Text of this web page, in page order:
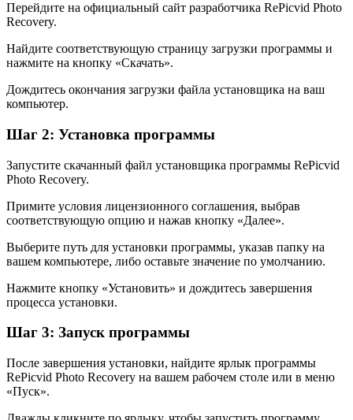
Перейдите на официальный сайт разработчика RePicvid Photo
Recovery.
Найдите соответствующую страницу загрузки программы и
нажмите на кнопку «Скачать».
Дождитесь окончания загрузки файла установщика на ваш
компьютер.
Шаг 2: Установка программы
Запустите скачанный файл установщика программы RePicvid
Photo Recovery.
Примите условия лицензионного соглашения, выбрав
соответствующую опцию и нажав кнопку «Далее».
Выберите путь для установки программы, указав папку на
вашем компьютере, либо оставьте значение по умолчанию.
Нажмите кнопку «Установить» и дождитесь завершения
процесса установки.
Шаг 3: Запуск программы
После завершения установки, найдите ярлык программы
RePicvid Photo Recovery на вашем рабочем столе или в меню
«Пуск».